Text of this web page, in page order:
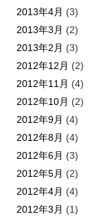
2013年4月 (3)
2013年3月 (2)
2013年2月 (3)
2012年12月 (2)
2012年11月 (4)
2012年10月 (2)
2012年9月 (4)
2012年8月 (4)
2012年6月 (3)
2012年5月 (2)
2012年4月 (4)
2012年3月 (1)